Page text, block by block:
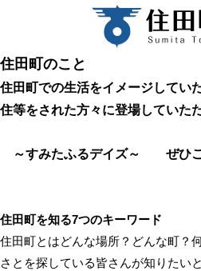
住田町のこと
住田町での生活をイメージしてい
住等をされた方々に登場していた
～すみたふるデイズ～ ぜひご
住田町を知る7つのキーワード
住田町とはどんな場所？どんな町？
さとを探している皆さんが知りたい